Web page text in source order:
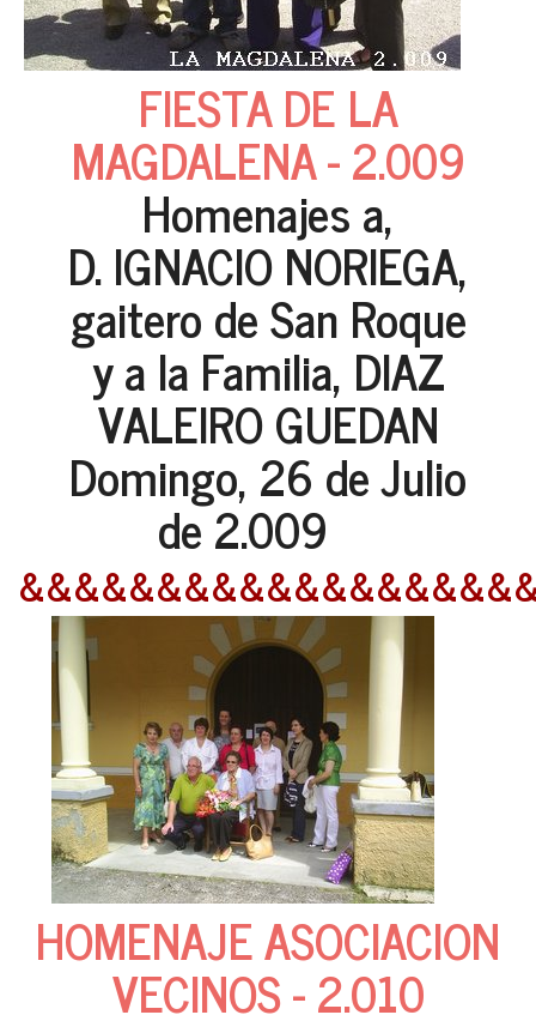
FIESTA DE LA
MAGDALENA - 2.009
Homenajes a,
D. IGNACIO NORIEGA,
gaitero de San Roque
y a la Familia, DIAZ
VALEIRO GUEDAN
Domingo, 26 de Julio
de 2.009
HOMENAJE ASOCIACION
VECINOS - 2.010